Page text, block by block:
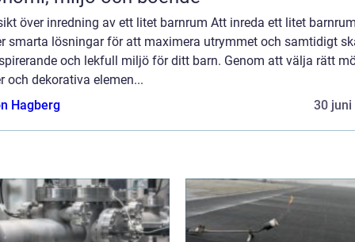
över inredning av ett litet barnrum Att inreda ett litet
smarta lösningar för att maximera utrymmet och samtidigt
och lekfull miljö för ditt barn. Genom att välja rätt
och dekorativa elemen...
Hagberg
30 juni